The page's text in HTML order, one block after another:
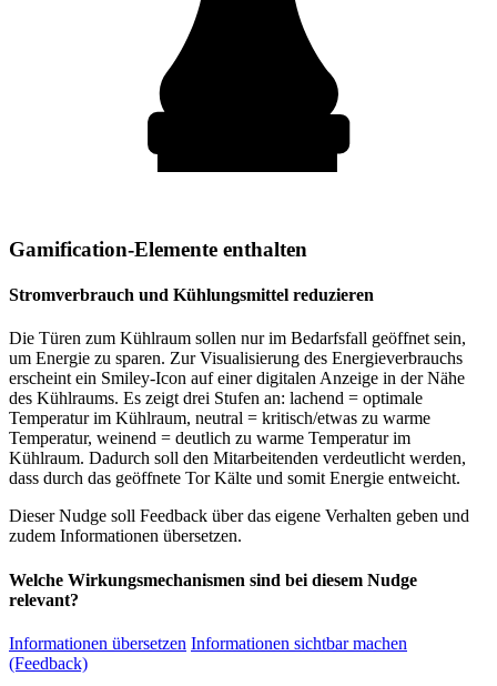
Gamification-Elemente enthalten
Stromverbrauch und Kühlungsmittel reduzieren
Die Türen zum Kühlraum sollen nur im Bedarfsfall geöffnet sein,
um Energie zu sparen. Zur Visualisierung des Energieverbrauchs
erscheint ein Smiley-Icon auf einer digitalen Anzeige in der Nähe
des Kühlraums. Es zeigt drei Stufen an: lachend = optimale
Temperatur im Kühlraum, neutral = kritisch/etwas zu warme
Temperatur, weinend = deutlich zu warme Temperatur im
Kühlraum. Dadurch soll den Mitarbeitenden verdeutlicht werden,
dass durch das geöffnete Tor Kälte und somit Energie entweicht.
Dieser Nudge soll Feedback über das eigene Verhalten geben und
zudem Informationen übersetzen.
Welche Wirkungsmechanismen sind bei diesem Nudge
relevant?
Informationen übersetzen Informationen sichtbar machen
(Feedback)